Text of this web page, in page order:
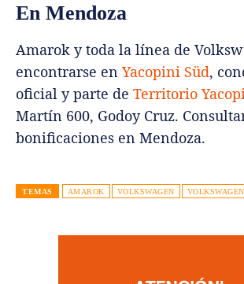
En Mendoza
Amarok y toda la línea de
encontrarse en Yacopini Süd,
oficial y parte de Territorio
Martín 600, Godoy Cruz.
bonificaciones en Mendoza.
TEMAS AMAROK VOLKSWAGEN